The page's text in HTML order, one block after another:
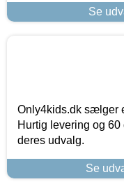
Se
Only4kids.dk sælger
Hurtig levering og
deres udvalg.
Se